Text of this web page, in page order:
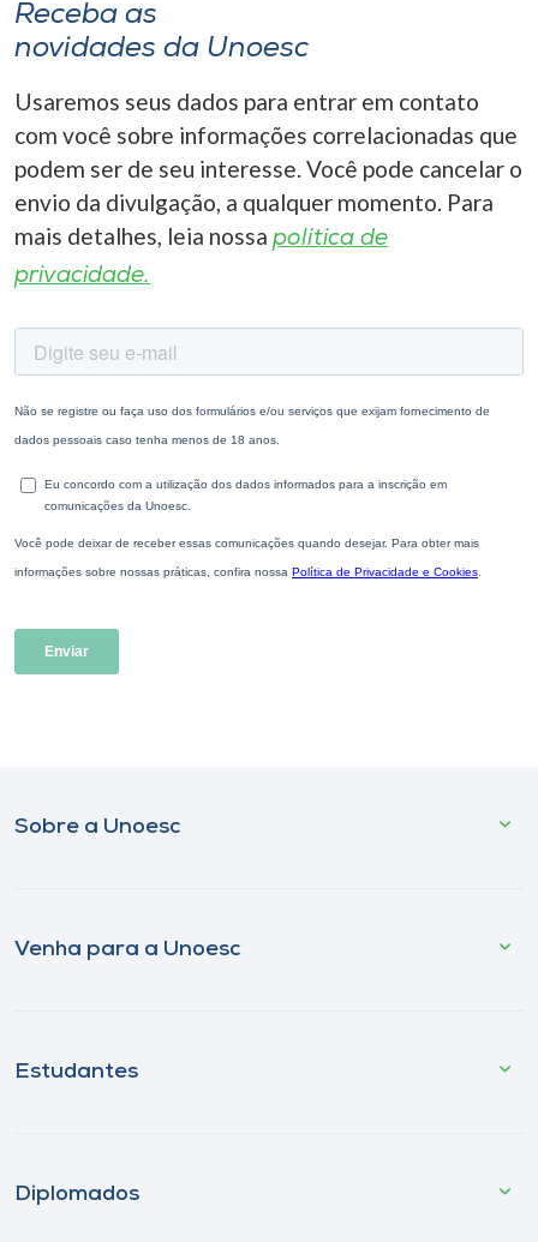
Receba as
novidades da Unoesc
Usaremos seus dados para entrar em contato
com você sobre informações correlacionadas que
podem ser de seu interesse. Você pode cancelar o
envio da divulgação, a qualquer momento. Para
mais detalhes, leia nossa política de
privacidade.
Sobre a Unoesc
Venha para a Unoesc
Estudantes
Diplomados